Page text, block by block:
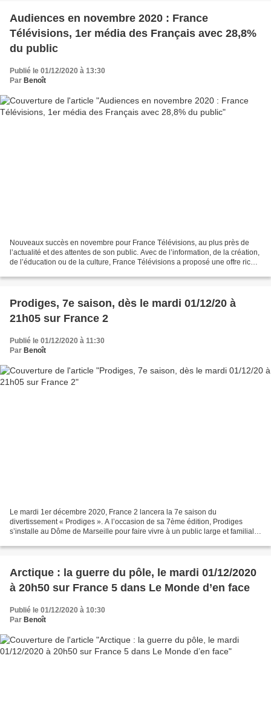
Audiences en novembre 2020 : France
Télévisions, 1er média des Français avec 28,8%
du public
Publié le 01/12/2020 à 13:30
Par Benoît
Nouveaux succès en novembre pour France Télévisions, au plus près de
l’actualité et des attentes de son public. Avec de l’information, de la création,
de l’éducation ou de la culture, France Télévisions a proposé une offre riche
Prodiges, 7e saison, dès le mardi 01/12/20 à
21h05 sur France 2
Publié le 01/12/2020 à 11:30
Par Benoît
Le mardi 1er décembre 2020, France 2 lancera la 7e saison du
divertissement « Prodiges ». A l’occasion de sa 7ème édition, Prodiges
s’installe au Dôme de Marseille pour faire vivre à un public large et familial,
Arctique : la guerre du pôle, le mardi 01/12/2020
à 20h50 sur France 5 dans Le Monde d’en face
Publié le 01/12/2020 à 10:30
Par Benoît